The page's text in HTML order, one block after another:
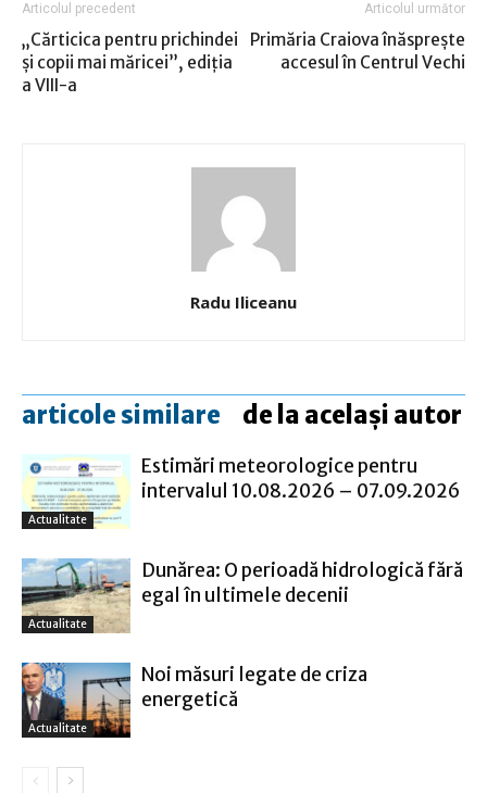
Articolul precedent
„Cărticica pentru prichindei
şi copii mai măricei”, ediţia
a VIII-a
Articolul următor
Primăria Craiova înăspreşte
accesul în Centrul Vechi
Radu Iliceanu
articole similare de la același autor
Actualitate
Estimări meteorologice pentru
intervalul 10.08.2026 – 07.09.2026
Actualitate
Dunărea: O perioadă hidrologică fără
egal în ultimele decenii
Actualitate
Noi măsuri legate de criza
energetică